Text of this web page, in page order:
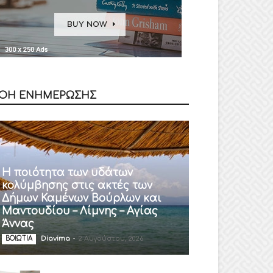
ΕΝΗΜΕΡΩΣΗΣ
Η ποιότητα των υδάτων
κολύμβησης στις ακτές των
Δήμων Καμένων Βούρλων και
Μαντουδίου – Λίμνης – Αγίας
Άννας
ΒΟΙΩΤΙΑ Diavima - 2 Αυγούστου, 2026